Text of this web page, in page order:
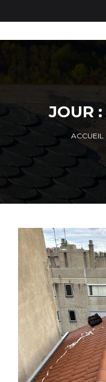
JOUR :
ACCUEIL